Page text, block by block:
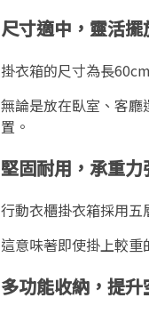
尺寸適中，靈活擺
掛衣箱的尺寸為長
無論是放在臥室、客
置。
堅固耐用，承重力
行動衣櫃掛衣箱採用
這意味著即使掛上較
多功能收納，提